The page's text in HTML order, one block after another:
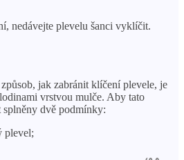
nedávejte plevelu šanci vyklíčit.
jak zabránit klíčení plevele, je
vrstvou mulče. Aby tato
dvě podmínky:
plevel;